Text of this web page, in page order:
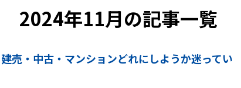
2024年11月の記事一覧
建売・中古・マンションどれにしようか迷ってい